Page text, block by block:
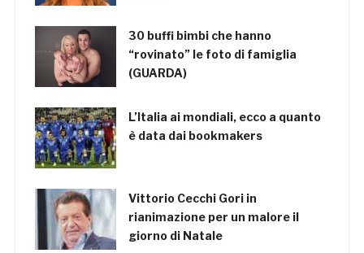
30 buffi bimbi che hanno
“rovinato” le foto di famiglia
(GUARDA)
L’Italia ai mondiali, ecco a quanto
è data dai bookmakers
Vittorio Cecchi Gori in
rianimazione per un malore il
giorno di Natale